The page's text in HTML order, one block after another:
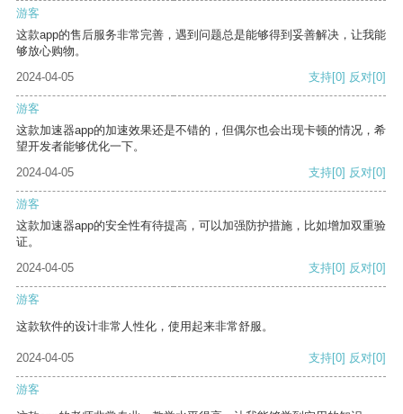
游客
这款app的售后服务非常完善，遇到问题总是能够得到妥善解决，让我能
够放心购物。
2024-04-05
支持[0] 反对[0]
游客
这款加速器app的加速效果还是不错的，但偶尔也会出现卡顿的情况，希
望开发者能够优化一下。
2024-04-05
支持[0] 反对[0]
游客
这款加速器app的安全性有待提高，可以加强防护措施，比如增加双重验
证。
2024-04-05
支持[0] 反对[0]
游客
这款软件的设计非常人性化，使用起来非常舒服。
2024-04-05 支持[0] 反对[0]
游客